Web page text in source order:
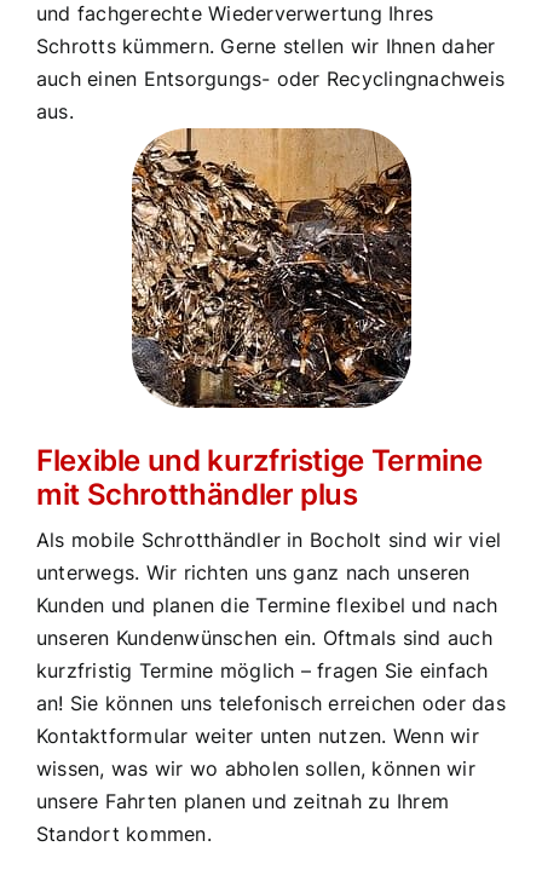
und fachgerechte Wiederverwertung Ihres
Schrotts kümmern. Gerne stellen wir Ihnen daher
auch einen Entsorgungs- oder Recyclingnachweis
aus.
Flexible und kurzfristige Termine
mit Schrotthändler plus
Als mobile Schrotthändler in Bocholt sind wir viel
unterwegs. Wir richten uns ganz nach unseren
Kunden und planen die Termine flexibel und nach
unseren Kundenwünschen ein. Oftmals sind auch
kurzfristig Termine möglich – fragen Sie einfach
an! Sie können uns telefonisch erreichen oder das
Kontaktformular weiter unten nutzen. Wenn wir
wissen, was wir wo abholen sollen, können wir
unsere Fahrten planen und zeitnah zu Ihrem
Standort kommen.